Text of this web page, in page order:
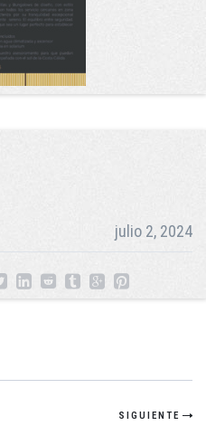
julio 2, 2024
SIGUIENTE